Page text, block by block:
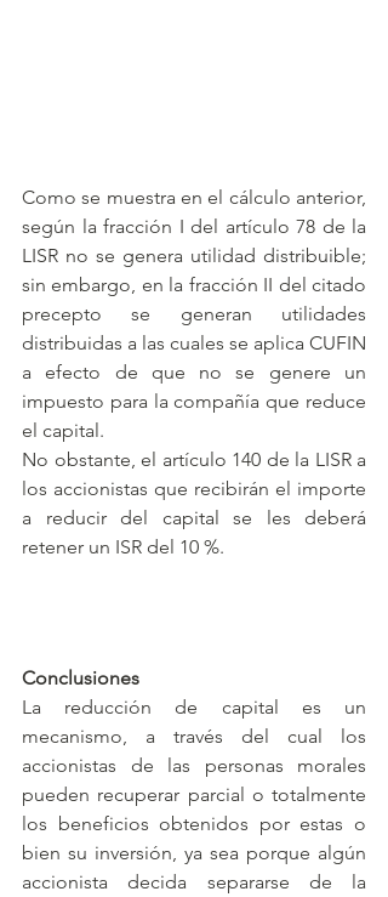
Como se muestra en el cálculo anterior,
según la fracción I del artículo 78 de la
LISR no se genera utilidad distribuible;
sin embargo, en la fracción II del citado
precepto se generan utilidades
distribuidas a las cuales se aplica CUFIN
a efecto de que no se genere un
impuesto para la compañía que reduce
el capital.
No obstante, el artículo 140 de la LISR a
los accionistas que recibirán el importe
a reducir del capital se les deberá
retener un ISR del 10 %.
Conclusiones
La reducción de capital es un
mecanismo, a través del cual los
accionistas de las personas morales
pueden recuperar parcial o totalmente
los beneficios obtenidos por estas o
bien su inversión, ya sea porque algún
accionista decida separarse de la